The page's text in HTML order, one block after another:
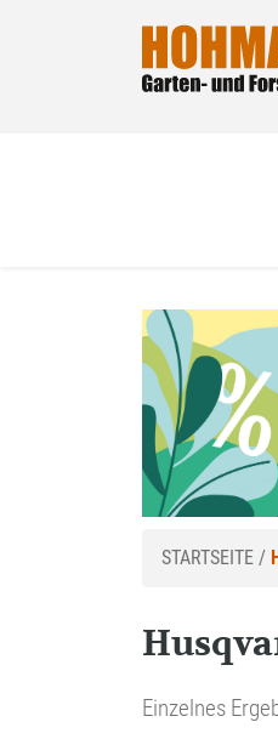
STARTSEITE /
Einzelnes